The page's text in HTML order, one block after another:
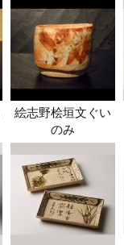
絵志野桧垣文ぐい
のみ